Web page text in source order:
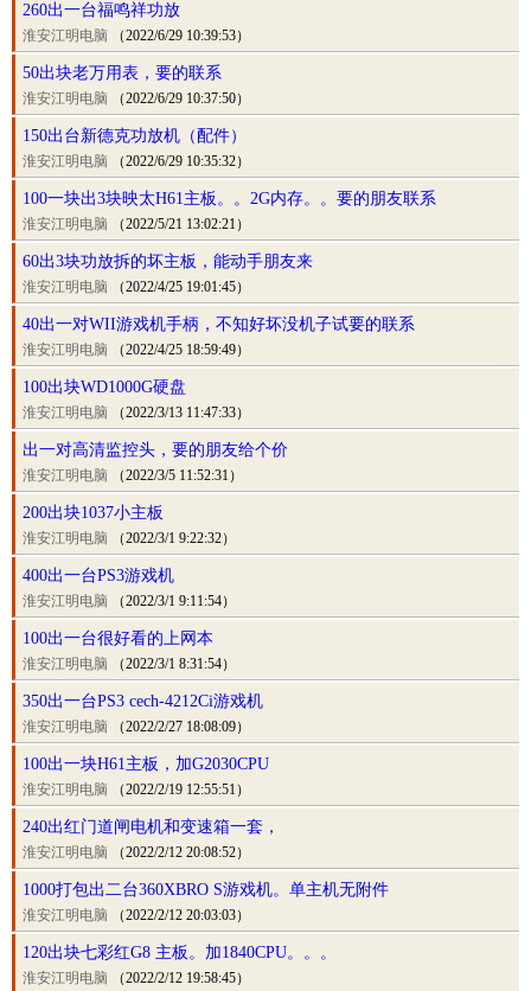
260出一台福鸣祥功放
淮安江明电脑 （2022/6/29 10:39:53）
50出块老万用表，要的联系
淮安江明电脑 （2022/6/29 10:37:50）
150出台新德克功放机（配件）
淮安江明电脑 （2022/6/29 10:35:32）
100一块出3块映太H61主板。。2G内存。。要的朋友联系
淮安江明电脑 （2022/5/21 13:02:21）
60出3块功放拆的坏主板，能动手朋友来
淮安江明电脑 （2022/4/25 19:01:45）
40出一对WII游戏机手柄，不知好坏没机子试要的联系
淮安江明电脑 （2022/4/25 18:59:49）
100出块WD1000G硬盘
淮安江明电脑 （2022/3/13 11:47:33）
出一对高清监控头，要的朋友给个价
淮安江明电脑 （2022/3/5 11:52:31）
200出块1037小主板
淮安江明电脑 （2022/3/1 9:22:32）
400出一台PS3游戏机
淮安江明电脑 （2022/3/1 9:11:54）
100出一台很好看的上网本
淮安江明电脑 （2022/3/1 8:31:54）
350出一台PS3 cech-4212Ci游戏机
淮安江明电脑 （2022/2/27 18:08:09）
100出一块H61主板，加G2030CPU
淮安江明电脑 （2022/2/19 12:55:51）
240出红门道闸电机和变速箱一套，
淮安江明电脑 （2022/2/12 20:08:52）
1000打包出二台360XBRO S游戏机。单主机无附件
淮安江明电脑 （2022/2/12 20:03:03）
120出块七彩红G8 主板。加1840CPU。。。
淮安江明电脑 （2022/2/12 19:58:45）